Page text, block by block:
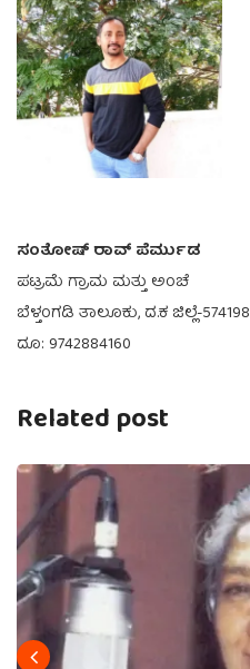
ಸಂತೋಷ್ ರಾವ್ ಪೆರ್ಮುಡ
ಪಟ್ರಮೆ ಗ್ರಾಮ ಮತ್ತು ಅಂಚೆ
ಬೆಳ್ತಂಗಡಿ ತಾಲೂಕು, ದ.ಕ ಜಿಲ್ಲೆ-574198
ದೂ: 9742884160
Related post